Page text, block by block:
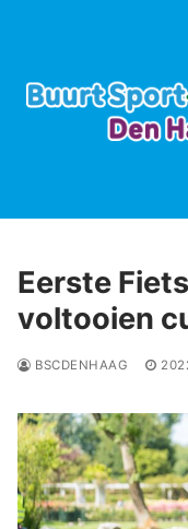
inhoud
Eerste
voltooien
BSCDENHAAG